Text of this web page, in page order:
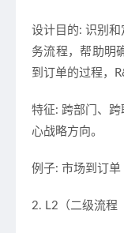
设计目的: 识别
务流程，帮助明
到订单的过程，
特征: 跨部门、
心战略方向。
例子: 市场到订单
2. L2（二级流程